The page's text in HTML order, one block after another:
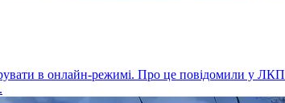
в онлайн-режимі. Про це повідомили у